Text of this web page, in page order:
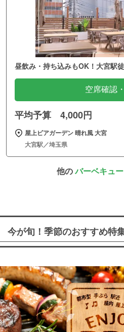
昼飲み・持ち込みもOK！大宮駅
空席確認
平均予算 4,000円
屋上ビアガーデン 晴れ風 大宮
大宮駅／埼玉県
他のバーベキュー
今が旬！季節のおすすめ特